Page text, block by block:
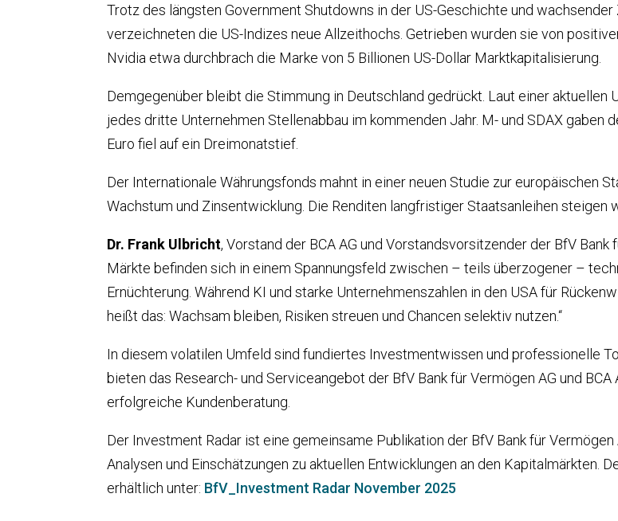
Trotz des längsten Government Shutdowns in der US-Geschichte und
verzeichneten die US-Indizes neue Allzeithochs. Getrieben wurden sie von
Nvidia etwa durchbrach die Marke von 5 Billionen US-Dollar Marktkapitalisierung.
Demgegenüber bleibt die Stimmung in Deutschland gedrückt. Laut einer
jedes dritte Unternehmen Stellenabbau im kommenden Jahr. M- und SDAX
Euro fiel auf ein Dreimonatstief.
Der Internationale Währungsfonds mahnt in einer neuen Studie zur europäischen
Wachstum und Zinsentwicklung. Die Renditen langfristiger Staatsanleihen steigen
Dr. Frank Ulbricht, Vorstand der BCA AG und Vorstandsvorsitzender der BfV
Märkte befinden sich in einem Spannungsfeld zwischen – teils überzogener –
Ernüchterung. Während KI und starke Unternehmenszahlen in den USA für
heißt das: Wachsam bleiben, Risiken streuen und Chancen selektiv nutzen.“
In diesem volatilen Umfeld sind fundiertes Investmentwissen und professionelle
bieten das Research- und Serviceangebot der BfV Bank für Vermögen AG und
erfolgreiche Kundenberatung.
Der Investment Radar ist eine gemeinsame Publikation der BfV Bank für
Analysen und Einschätzungen zu aktuellen Entwicklungen an den Kapitalmärkten.
erhältlich unter: BfV_Investment Radar November 2025